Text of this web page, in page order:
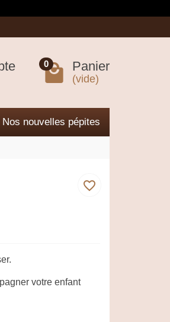
0 Panier
(vide)
Nos nouvelles pépites
favorite_border
votre enfant